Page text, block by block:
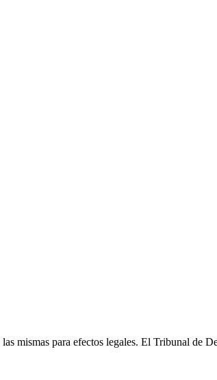
mismas para efectos legales. El Tribunal de